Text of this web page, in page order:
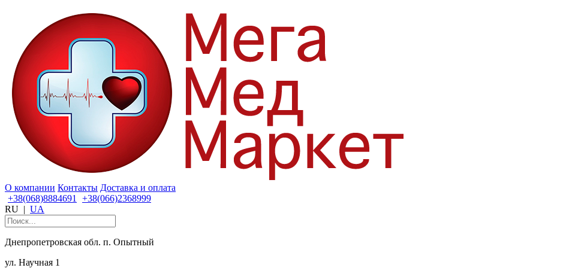
О компании Контакты Доставка и оплата
+38(068)8884691
+38(066)2368999
RU | UA
Днепропетровская обл. п. Опытный
ул. Научная 1